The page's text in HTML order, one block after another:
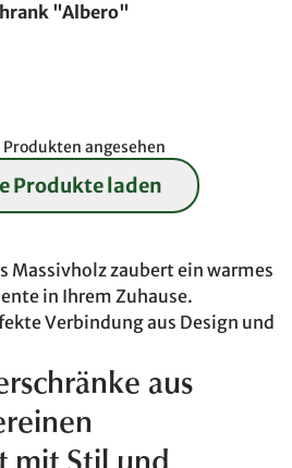
"Albero"
Produkten angesehen
Produkte laden
Massivholz zaubert ein warmes
in Ihrem Zuhause.
Verbindung aus Design und
aus